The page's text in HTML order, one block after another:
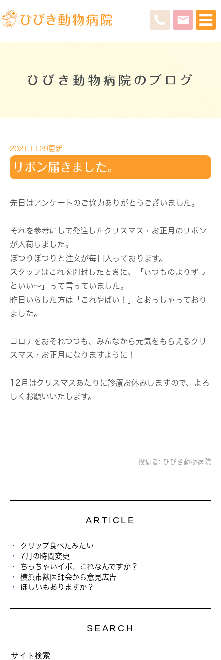
ひびき動物病院のブログ
2021.11.29更新
リボン届きました。
先日はアンケートのご協力ありがとうございました。
それを参考にして発注したクリスマス・お正月のリボン
が入荷しました。
ぽつりぽつりと注文が毎日入っております。
スタッフはこれを開封したときに、「いつものよりずっ
といい～」って言っていました。
昨日いらした方は「これやばい！」とおっしゃっており
ました。
コロナをおそれつつも、みんなから元気をもらえるクリ
スマス・お正月になりますように！
12月はクリスマスあたりに診療お休みしますので、よろ
しくお願いいたします。
投稿者: ひびき動物病院
ARTICLE
クリップ食べたみたい
7月の時間変更
ちっちゃいイボ。これなんですか？
横浜市獣医師会から意見広告
ほしいもありますか？
SEARCH